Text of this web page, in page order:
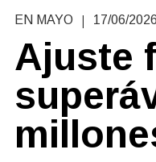
EN MAYO | 17/06/2026
Ajuste